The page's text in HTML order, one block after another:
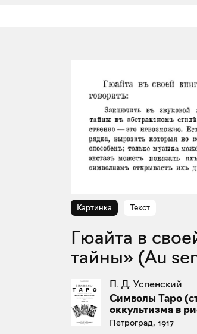
Картинка Текст
Гюайта в своей книге «На пороге
тайны» (Au
П. Д. Успенский
Символы Таро
оккультизма в
Петроград, 1917